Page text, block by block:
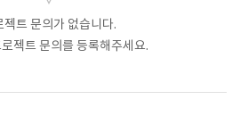
젝트 문의가 없습니다.
젝트 문의를 등록해주세요.